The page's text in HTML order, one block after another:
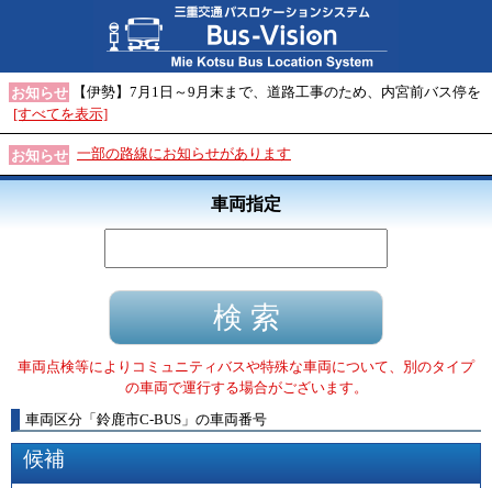
お知らせ
【伊勢】7月1日～9月末まで、道路工事のため、内宮前バス停を
[すべてを表示]
お知らせ 一部の路線にお知らせがあります
車両指定
車両点検等によりコミュニティバスや特殊な車両について、別のタイプ
の車両で運行する場合がございます。
車両区分 「 鈴鹿市C-BUS 」 の車両番号
候補